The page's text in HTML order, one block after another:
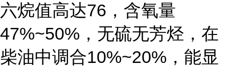
六烷值高达76，含氧量
47%~50%，无硫无芳烃，在
柴油中调合10%~20%，能显